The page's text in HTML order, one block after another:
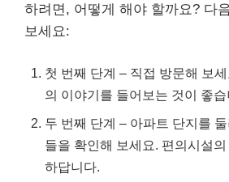
하려면, 어떻게 해야 할까요? 다
보세요:
첫 번째 단계 – 직접 방문해 보
의 이야기를 들어보는 것이 좋습
두 번째 단계 – 아파트 단지를
들을 확인해 보세요. 편의시설
하답니다.